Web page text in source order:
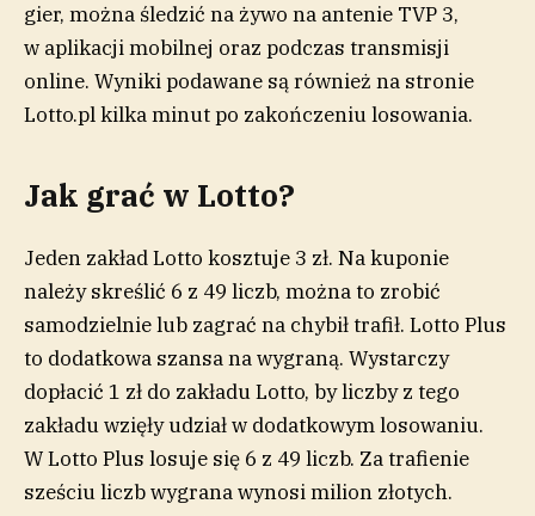
gier, można śledzić na żywo na antenie TVP 3,
w aplikacji mobilnej oraz podczas transmisji
online. Wyniki podawane są również na stronie
Lotto.pl kilka minut po zakończeniu losowania.
Jak grać w Lotto?
Jeden zakład Lotto kosztuje 3 zł. Na kuponie
należy skreślić 6 z 49 liczb, można to zrobić
samodzielnie lub zagrać na chybił trafił. Lotto Plus
to dodatkowa szansa na wygraną. Wystarczy
dopłacić 1 zł do zakładu Lotto, by liczby z tego
zakładu wzięły udział w dodatkowym losowaniu.
W Lotto Plus losuje się 6 z 49 liczb. Za trafienie
sześciu liczb wygrana wynosi milion złotych.